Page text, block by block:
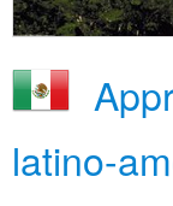
latino-